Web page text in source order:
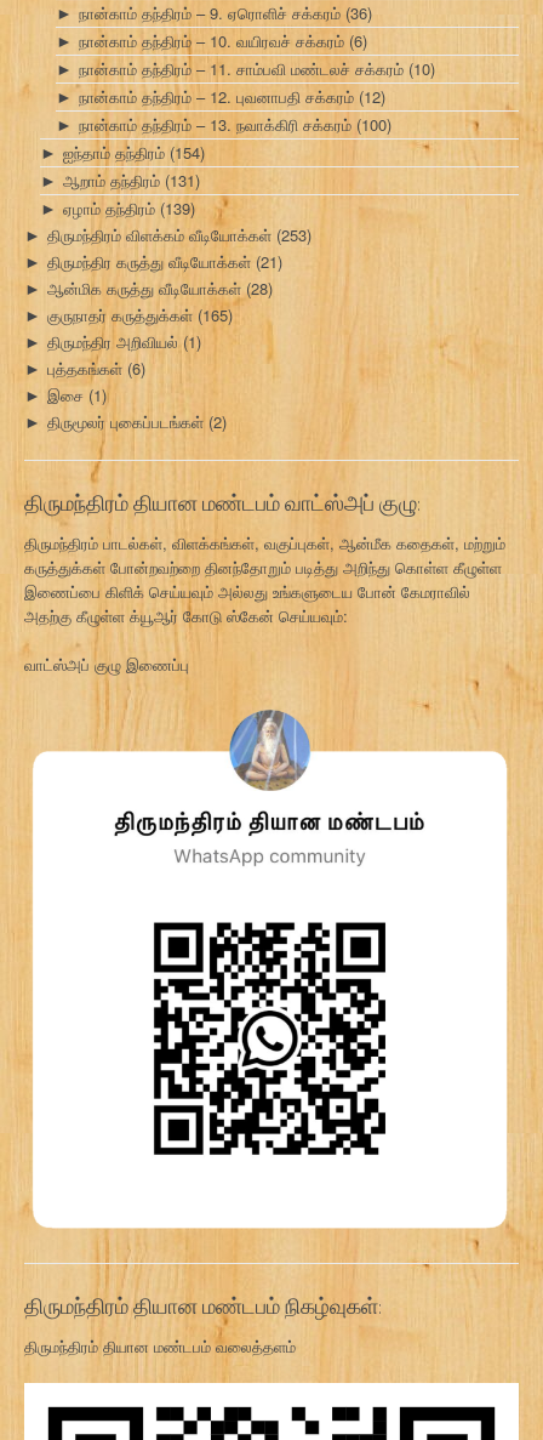
► நான்காம் தந்திரம் – 9. ஏரொளிச் சக்கரம் (36)
► நான்காம் தந்திரம் – 10. வயிரவச் சக்கரம் (6)
► நான்காம் தந்திரம் – 11. சாம்பவி மண்டலச் சக்கரம் (10)
► நான்காம் தந்திரம் – 12. புவனாபதி சக்கரம் (12)
► நான்காம் தந்திரம் – 13. நவாக்கிரி சக்கரம் (100)
► ஐந்தாம் தந்திரம் (154)
► ஆறாம் தந்திரம் (131)
► ஏழாம் தந்திரம் (139)
► திருமந்திரம் விளக்கம் வீடியோக்கள் (253)
► திருமந்திர கருத்து வீடியோக்கள் (21)
► ஆன்மிக கருத்து வீடியோக்கள் (28)
► குருநாதர் கருத்துக்கள் (165)
► திருமந்திர அறிவியல் (1)
► புத்தகங்கள் (6)
► இசை (1)
► திருமூலர் புகைப்படங்கள் (2)
திருமந்திரம் தியான மண்டபம் வாட்ஸ்அப் குழு:
திருமந்திரம் பாடல்கள், விளக்கங்கள், வகுப்புகள், ஆன்மீக கதைகள், மற்றும்
கருத்துக்கள் போன்றவற்றை தினந்தோறும் படித்து அறிந்து கொள்ள கீழுள்ள
இணைப்பை கிளிக் செய்யவும் அல்லது உங்களுடைய போன் கேமராவில்
அதற்கு கீழுள்ள க்யூஆர் கோடு ஸ்கேன் செய்யவும்:
வாட்ஸ்அப் குழு இணைப்பு
திருமந்திரம் தியான மண்டபம் நிகழ்வுகள்:
திருமந்திரம் தியான மண்டபம் வலைத்தளம்